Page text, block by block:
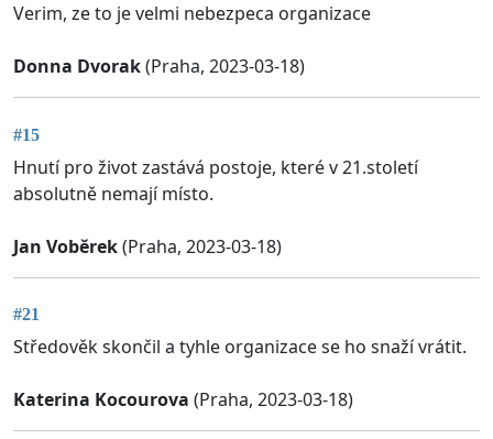
Verim, ze to je velmi nebezpeca organizace
Donna Dvorak(Praha, 2023-03-18)
#15
Hnutí pro život zastává postoje, které v 21.století
absolutně nemají místo.
Jan Voběrek(Praha, 2023-03-18)
#21
Středověk skončil a tyhle organizace se ho snaží vrátit.
Katerina Kocourova (Praha, 2023-03-18)